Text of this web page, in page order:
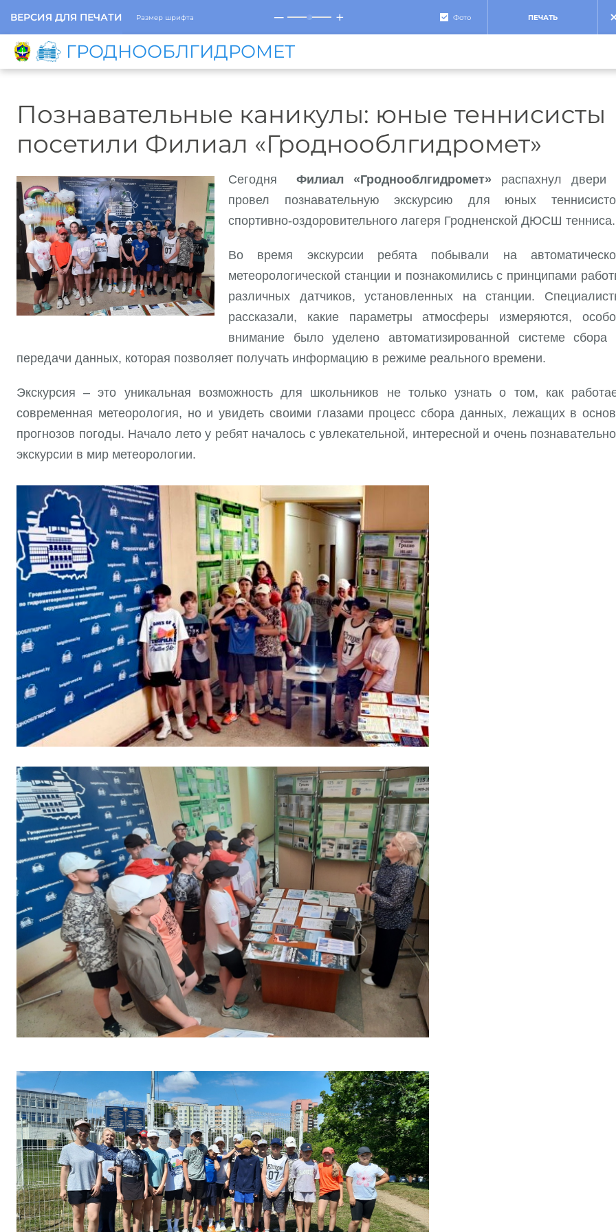
ВЕРСИЯ ДЛЯ ПЕЧАТИ Размер шрифта ─ + Фото ПЕЧАТЬ
ГРОДНООБЛГИДРОМЕТ
Познавательные каникулы: юные теннисисты
посетили Филиал «Гроднооблгидромет»
Сегодня Филиал «Гроднооблгидромет» распахнул двери
провел познавательную экскурсию для юных
спортивно-оздоровительного лагеря Гродненской ДЮСШ тенниса.
Во время экскурсии ребята побывали на
метеорологической станции и познакомились с принципами
различных датчиков, установленных на станции.
рассказали, какие параметры атмосферы измеряются,
внимание было уделено автоматизированной системе сбора
передачи данных, которая позволяет получать информацию в режиме реального времени.
Экскурсия – это уникальная возможность для школьников не только узнать о том, как
современная метеорология, но и увидеть своими глазами процесс сбора данных, лежащих в
прогнозов погоды. Начало лето у ребят началось с увлекательной, интересной и очень
экскурсии в мир метеорологии.